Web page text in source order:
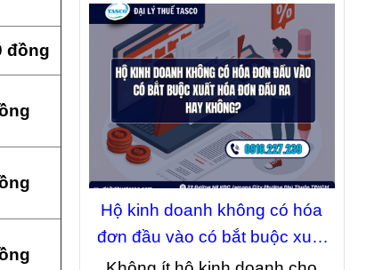
đồng
số và đơn giản hóa quy trình xử
lý hồ sơ. Dưới đây là những
thay đổi nổi bật mà doanh
nghiệp và nhà đầu tư cần lưu ý.
Hộ kinh doanh không có hóa
đơn đầu vào có bắt buộc xuất
hóa đơn đầu ra hay không?